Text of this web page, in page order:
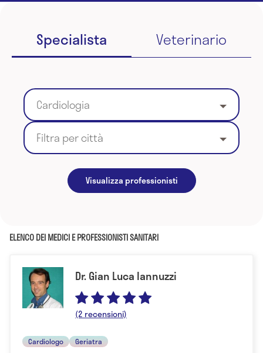
Specialista Veterinario
Cardiologia
Filtra per città
Visualizza professionisti
ELENCO DEI MEDICI E PROFESSIONISTI SANITARI
Dr. Gian Luca Iannuzzi
(2 recensioni)
Cardiologo Geriatra